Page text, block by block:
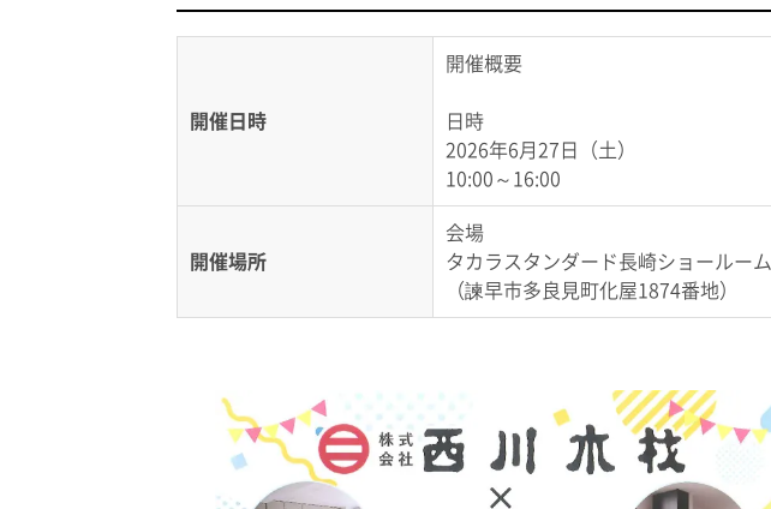
開催日時
開催概要
日時
2026年6月27日（土）
10:00～16:00
開催場所
会場
タカラスタンダード長崎ショールーム
（諫早市多良見町化屋1874番地）